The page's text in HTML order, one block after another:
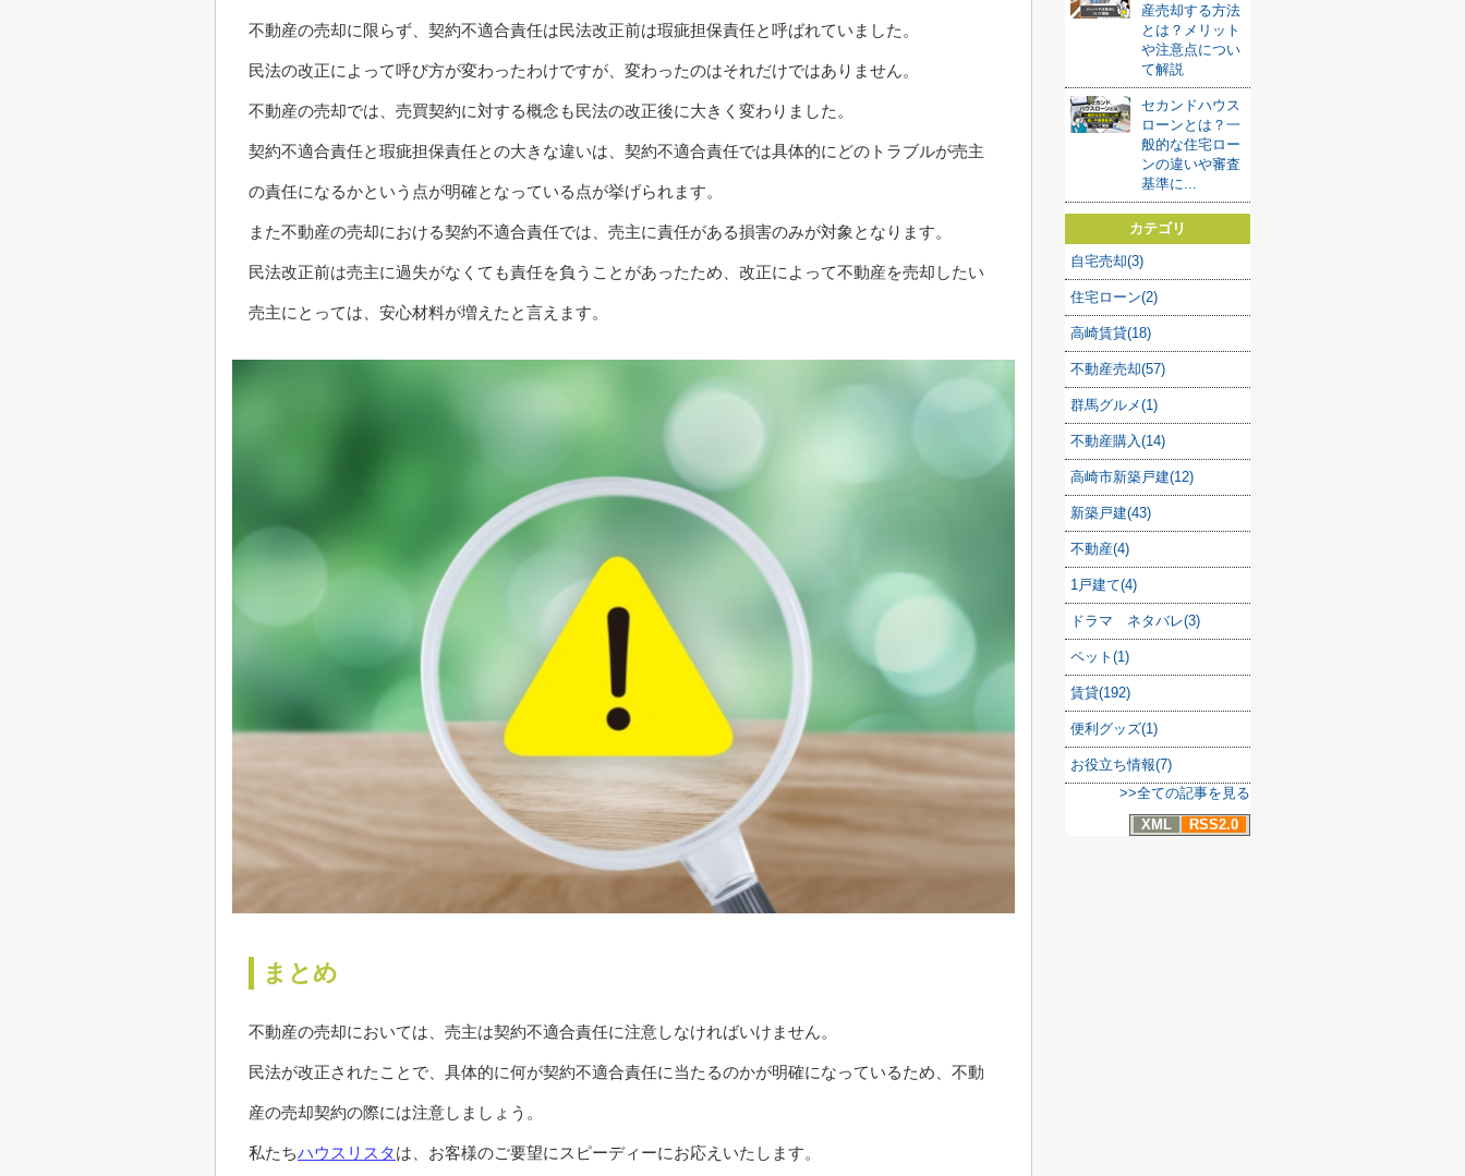
不動産の売却に限らず、契約不適合責任は民法改正前は瑕疵担保責任と呼ばれていました。
民法の改正によって呼び方が変わったわけですが、変わったのはそれだけではありません。
不動産の売却では、売買契約に対する概念も民法の改正後に大きく変わりました。
契約不適合責任と瑕疵担保責任との大きな違いは、契約不適合責任では具体的にどのトラブルが売主
の責任になるかという点が明確となっている点が挙げられます。
また不動産の売却における契約不適合責任では、売主に責任がある損害のみが対象となります。
民法改正前は売主に過失がなくても責任を負うことがあったため、改正によって不動産を売却したい
売主にとっては、安心材料が増えたと言えます。
まとめ
不動産の売却においては、売主は契約不適合責任に注意しなければいけません。
民法が改正されたことで、具体的に何が契約不適合責任に当たるのかが明確になっているため、不動
産の売却契約の際には注意しましょう。
私たちハウスリスタは、お客様のご要望にスピーディーにお応えいたします。
産売却する方法
とは？メリット
や注意点につい
て解説
セカンドハウス
ローンとは？一
般的な住宅ロー
ンの違いや審査
基準に...
カテゴリ
自宅売却(3)
住宅ローン(2)
高崎賃貸(18)
不動産売却(57)
群馬グルメ(1)
不動産購入(14)
高崎市新築戸建(12)
新築戸建(43)
不動産(4)
1戸建て(4)
ドラマ ネタバレ(3)
ペット(1)
賃貸(192)
便利グッズ(1)
お役立ち情報(7)
>>全ての記事を見る
XML
RSS2.0